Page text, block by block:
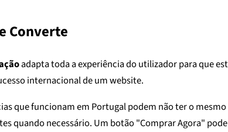
Converte
adapta toda a experiência do utilizador para que
internacional de um website.
que funcionam em Portugal podem não ter o
quando necessário. Um botão "Comprar Agora"